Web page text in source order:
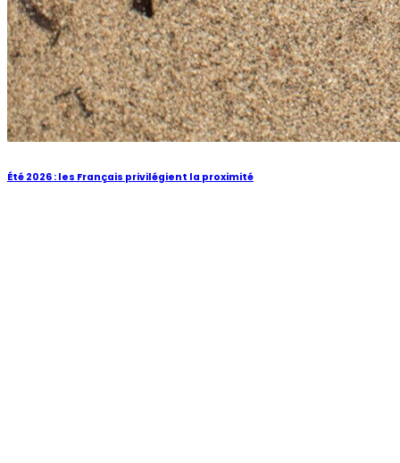
Été 2026 : les Français privilégient la proximité